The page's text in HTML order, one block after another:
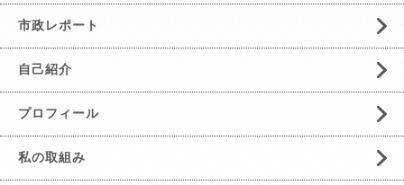
市政レポート
自己紹介
プロフィール
私の取組み